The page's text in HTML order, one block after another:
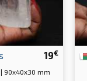
19€
90x40x30 mm